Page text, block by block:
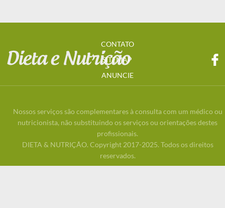
CONTATO
SITEMAP
ANUNCIE
Nossos serviços são complementares à consulta com um médico ou
nutricionista, não substituindo os serviços ou orientações destes
profissionais.
DIETA & NUTRIÇÃO. Copyright 2017-2025. Todos os direitos
reservados.